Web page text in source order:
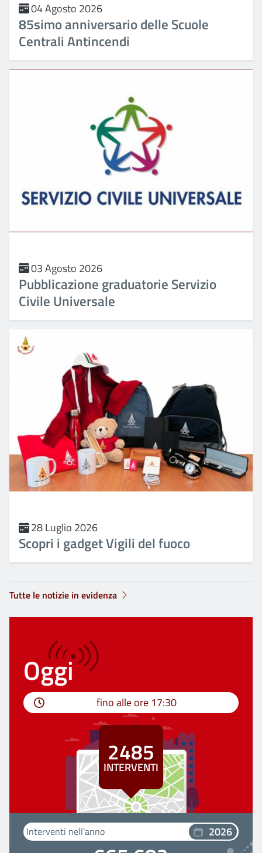
04 Agosto 2026
85simo anniversario delle Scuole
Centrali Antincendi
03 Agosto 2026
Pubblicazione graduatorie Servizio
Civile Universale
28 Luglio 2026
Scopri i gadget Vigili del fuoco
Tutte le notizie in evidenza
Oggi
fino alle ore 17:30
2485
INTERVENTI
Interventi nell'anno 2026